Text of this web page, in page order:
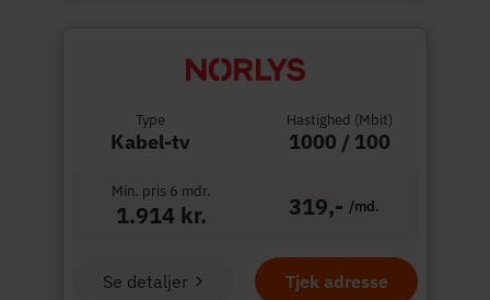
Type
Kabel-tv
Hastighed (Mbit)
1000 / 100
Min. pris 6 mdr.
1.914 kr. 319,- /md.
Tjek adresse
Se detaljer